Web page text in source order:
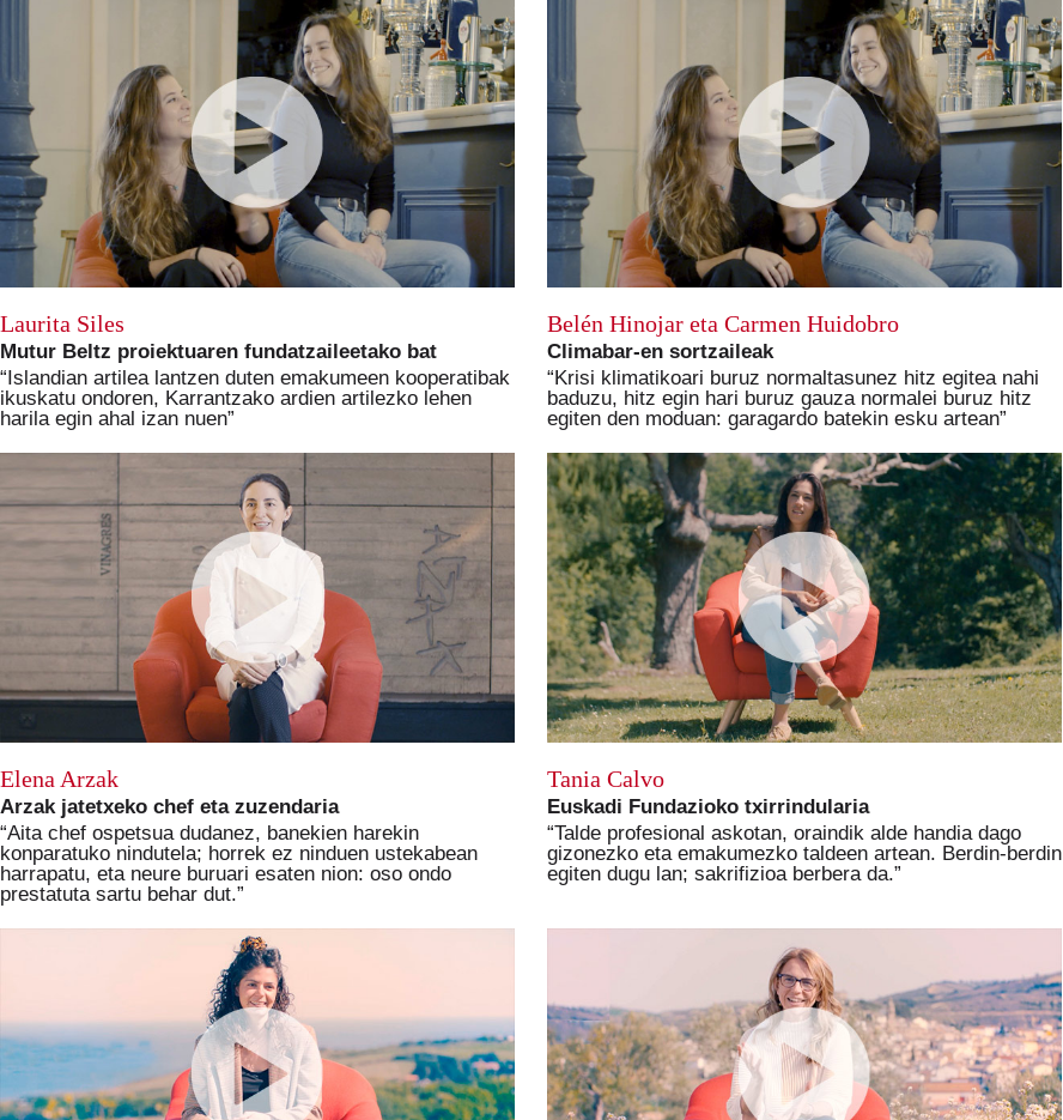
Laurita Siles
Mutur Beltz proiektuaren fundatzaileetako bat
“Islandian artilea lantzen duten emakumeen kooperatibak
ikuskatu ondoren, Karrantzako ardien artilezko lehen
harila egin ahal izan nuen”
Belén Hinojar eta Carmen Huidobro
Climabar-en sortzaileak
“Krisi klimatikoari buruz normaltasunez hitz egitea nahi
baduzu, hitz egin hari buruz gauza normalei buruz hitz
egiten den moduan: garagardo batekin esku artean”
Elena Arzak
Arzak jatetxeko chef eta zuzendaria
“Aita chef ospetsua dudanez, banekien harekin
konparatuko nindutela; horrek ez ninduen ustekabean
harrapatu, eta neure buruari esaten nion: oso ondo
prestatuta sartu behar dut.”
Tania Calvo
Euskadi Fundazioko txirrindularia
“Talde profesional askotan, oraindik alde handia dago
gizonezko eta emakumezko taldeen artean. Berdin-berdin
egiten dugu lan; sakrifizioa berbera da.”